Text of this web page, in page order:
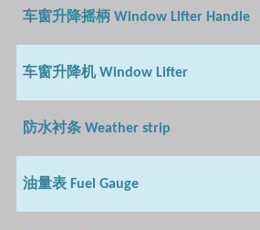
车窗升降摇柄 Window Lifter Handle
车窗升降机Window Lifter
防水衬条 Weather strip
油量表 Fuel Gauge